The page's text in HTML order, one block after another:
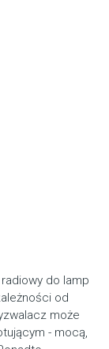
do lamp
od
może
- mocą,